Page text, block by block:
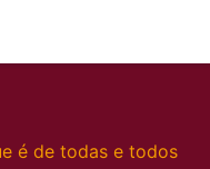
é de todas e todos